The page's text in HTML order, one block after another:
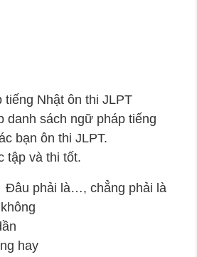
Nhật ôn thi JLPT
danh sách ngữ pháp tiếng
bạn ôn thi JLPT.
tập và thi tốt.
Đâu phải là…, chẳng phải là
hay